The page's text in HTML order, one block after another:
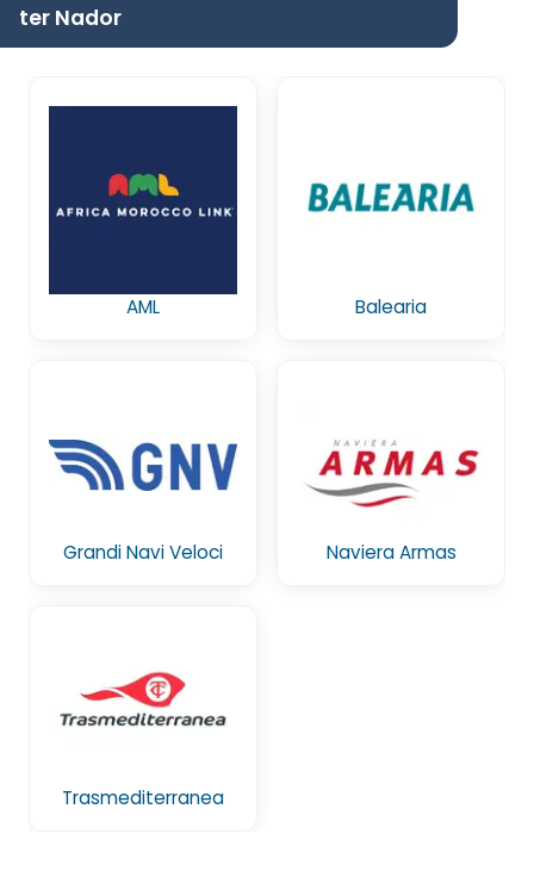
ter Nador
AML Balearia
Grandi Navi Veloci Naviera Armas
Trasmediterranea